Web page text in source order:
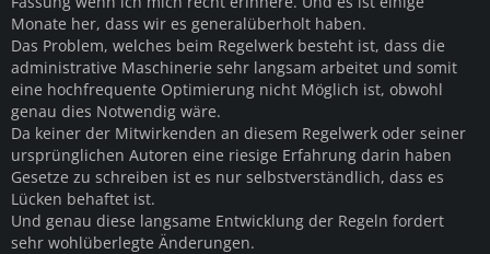
Monate her, dass wir es generalüberholt haben.
Das Problem, welches beim Regelwerk besteht ist, dass die
administrative Maschinerie sehr langsam arbeitet und somit
eine hochfrequente Optimierung nicht Möglich ist, obwohl
genau dies Notwendig wäre.
Da keiner der Mitwirkenden an diesem Regelwerk oder seiner
ursprünglichen Autoren eine riesige Erfahrung darin haben
Gesetze zu schreiben ist es nur selbstverständlich, dass es
Lücken behaftet ist.
Und genau diese langsame Entwicklung der Regeln fordert
sehr wohlüberlegte Änderungen.